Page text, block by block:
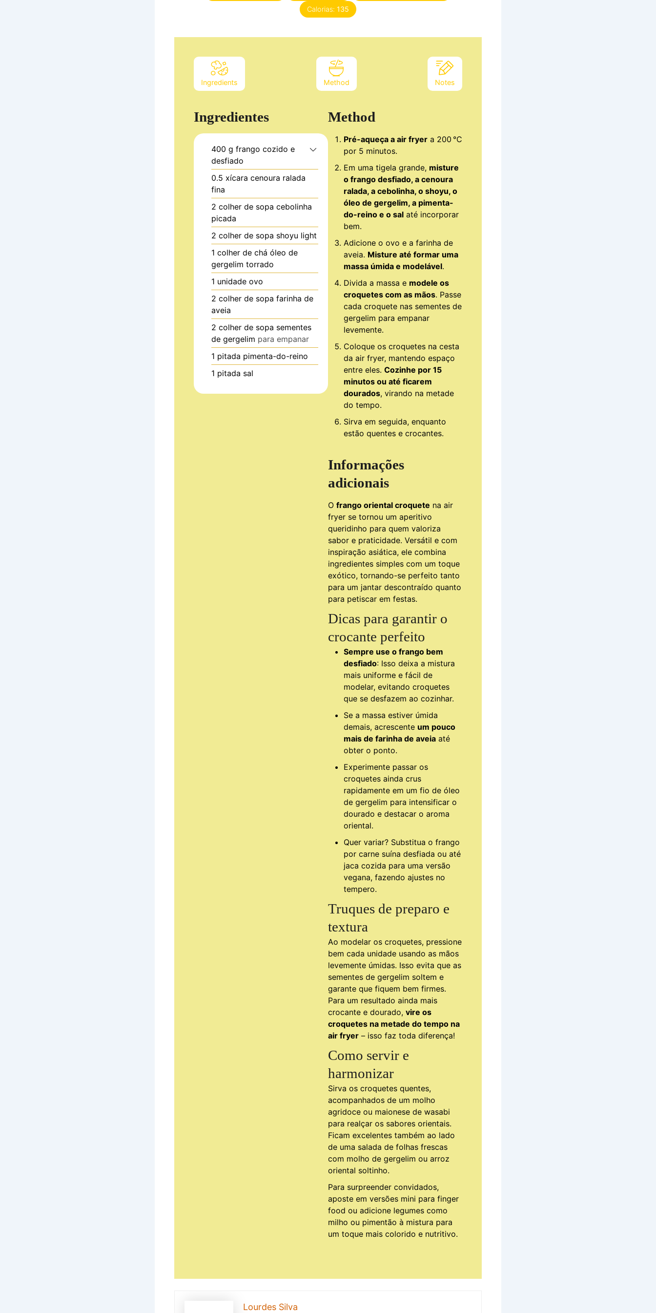
Calorias: 135
Ingredients Method Notes
Ingredientes
400 g frango cozido e
desfiado
0.5 xícara cenoura ralada
fina
2 colher de sopa cebolinha
picada
2 colher de sopa shoyu light
1 colher de chá óleo de
gergelim torrado
1 unidade ovo
2 colher de sopa farinha de
aveia
2 colher de sopa sementes
de gergelim para empanar
1 pitada pimenta-do-reino
1 pitada sal
Method
Pré-aqueça a air fryer a 200 °C
por 5 minutos.
Em uma tigela grande, misture
o frango desfiado, a cenoura
ralada, a cebolinha, o shoyu, o
óleo de gergelim, a pimenta-
do-reino e o sal até incorporar
bem.
Adicione o ovo e a farinha de
aveia. Misture até formar uma
massa úmida e modelável.
Divida a massa e modele os
croquetes com as mãos. Passe
cada croquete nas sementes de
gergelim para empanar
levemente.
Coloque os croquetes na cesta
da air fryer, mantendo espaço
entre eles. Cozinhe por 15
minutos ou até ficarem
dourados, virando na metade
do tempo.
Sirva em seguida, enquanto
estão quentes e crocantes.
Informações
adicionais
O frango oriental croquete na air
fryer se tornou um aperitivo
queridinho para quem valoriza
sabor e praticidade. Versátil e com
inspiração asiática, ele combina
ingredientes simples com um toque
exótico, tornando-se perfeito tanto
para um jantar descontraído quanto
para petiscar em festas.
Dicas para garantir o
crocante perfeito
Sempre use o frango bem
desfiado: Isso deixa a mistura
mais uniforme e fácil de
modelar, evitando croquetes
que se desfazem ao cozinhar.
Se a massa estiver úmida
demais, acrescente um pouco
mais de farinha de aveia até
obter o ponto.
Experimente passar os
croquetes ainda crus
rapidamente em um fio de óleo
de gergelim para intensificar o
dourado e destacar o aroma
oriental.
Quer variar? Substitua o frango
por carne suína desfiada ou até
jaca cozida para uma versão
vegana, fazendo ajustes no
tempero.
Truques de preparo e
textura
Ao modelar os croquetes, pressione
bem cada unidade usando as mãos
levemente úmidas. Isso evita que as
sementes de gergelim soltem e
garante que fiquem bem firmes.
Para um resultado ainda mais
crocante e dourado, vire os
croquetes na metade do tempo na
air fryer – isso faz toda diferença!
Como servir e
harmonizar
Sirva os croquetes quentes,
acompanhados de um molho
agridoce ou maionese de wasabi
para realçar os sabores orientais.
Ficam excelentes também ao lado
de uma salada de folhas frescas
com molho de gergelim ou arroz
oriental soltinho.
Para surpreender convidados,
aposte em versões mini para finger
food ou adicione legumes como
milho ou pimentão à mistura para
um toque mais colorido e nutritivo.
Lourdes Silva